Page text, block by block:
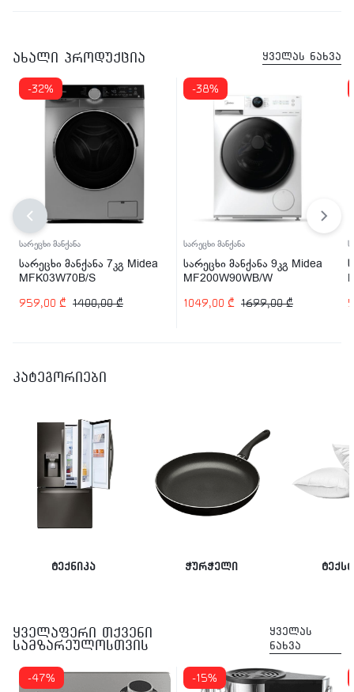
ახალი პროდუქცია ყველას ნახვა
-32%
სარეცხი მანქანა
სარეცხი მანქანა 7კგ Midea
MFK03W70B/S
1400,00₾
959,00 ₾
-38%
სარეცხი მანქანა
სარეცხი მანქანა 9კგ Midea
MF200W90WB/W
1699,00₾
1049,00 ₾
კატეგორიები
ტექნიკა ჭურჭელი
ყველაფერი თქვენი
სამზარეულოსთვის
ყველას
ნახვა
-47% -15%